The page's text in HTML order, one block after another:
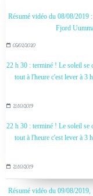
Résumé vidéo du 08/08/
Fjord
05/02/2020
22 h 30 : terminé ! Le soleil se
tout à l'heure c'est lever à
21/10/2019
22 h 30 : terminé ! Le soleil se
tout à l'heure c'est lever à
21/10/2019
Résumé vidéo du 09/08/